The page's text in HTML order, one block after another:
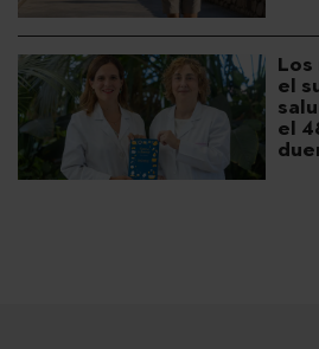
Los
el
el